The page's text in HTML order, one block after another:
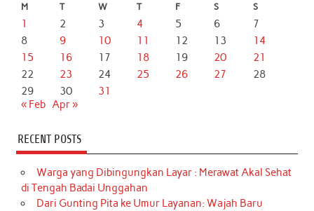
M T W T F S S
1 2 3 4 5 6
7
8
9 10 11 12 13
14
15
16 17 18 19 20
21
22
23 24 25 26 27
28
29
30
31
« Feb Apr »
RECENT POSTS
Warga yang Dibingungkan Layar : Merawat Akal Sehat
di Tengah Badai Unggahan
Dari Gunting Pita ke Umur Layanan: Wajah Baru